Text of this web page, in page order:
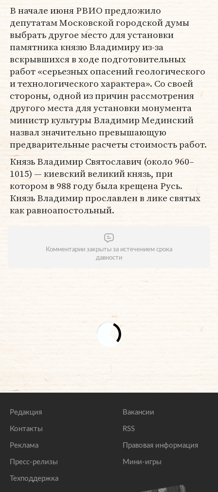
В начале июня РВИО предложило
депутатам Московской городской думы
выбрать другое место для установки
памятника князю Владимиру из-за
вскрывшихся в ходе подготовительных
работ «серьезных опасений геологического
и технологического характера». Со своей
стороны, одной из причин рассмотрения
другого места для установки монумента
министр культуры Владимир Мединский
назвал значительно превышающую
предварительные расчеты стоимость работ.
Князь Владимир Святославич (около 960–
1015) — киевский великий князь, при
котором в 988 году была крещена Русь.
Князь Владимир прославлен в лике святых
как равноапостольный.
Комментарии закрыты за истечением срока
давности
Редакция
Контакты
Реклама
Пресс-релизы
Техподдержка
Вакансии
RSS
Правовая информация
Мини-игры